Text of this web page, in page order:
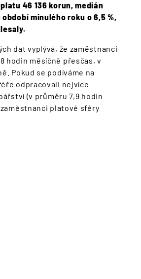
46 136 korun, medián
minulého roku o 6,5 %,
dat vyplývá, že zaměstnanci
hodin měsíčně přesčas, v
Pokud se podíváme na
odpracovali nejvíce
(v průměru 7,9 hodin
platové sféry